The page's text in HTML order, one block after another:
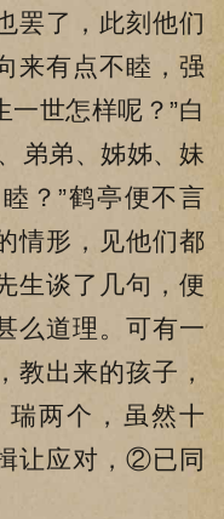
了，此刻他们
来有点不睦，强
世怎样呢？”白
弟弟、姊姊、妹
？”鹤亭便不言
情形，见他们都
生谈了几句，便
么道理。可有一
教出来的孩子，
两个，虽然十
让应对，②已同